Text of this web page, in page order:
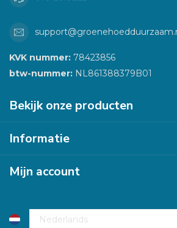
KVK nummer: 78423856
btw-nummer: NL861388379B01
Bekijk onze producten
Informatie
Mijn account